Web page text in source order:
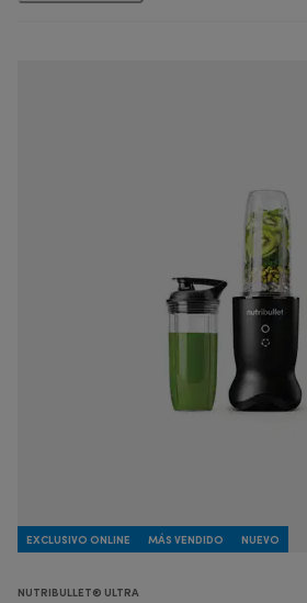
EXCLUSIVO ONLINE MÁS VENDIDO NUEVO
NUTRIBULLET® ULTRA